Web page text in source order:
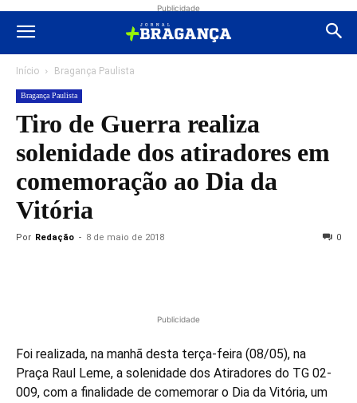
Publicidade
Início Bragança Paulista
Bragança Paulista
Tiro de Guerra realiza
solenidade dos atiradores em
comemoração ao Dia da
Vitória
Por Redação - 8 de maio de 2018 0
Publicidade
Foi realizada, na manhã desta terça-feira (08/05), na
Praça Raul Leme, a solenidade dos Atiradores do TG 02-
009, com a finalidade de comemorar o Dia da Vitória, um